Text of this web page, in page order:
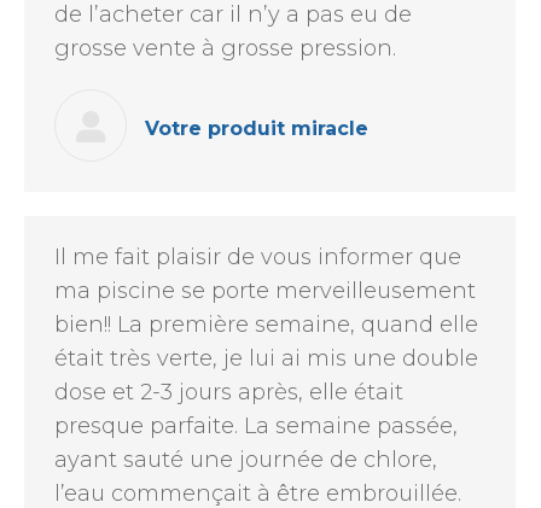
de l’acheter car il n’y a pas eu de
grosse vente à grosse pression.
Votre produit miracle
Il me fait plaisir de vous informer que
ma piscine se porte merveilleusement
bien!! La première semaine, quand elle
était très verte, je lui ai mis une double
dose et 2-3 jours après, elle était
presque parfaite. La semaine passée,
ayant sauté une journée de chlore,
l’eau commençait à être embrouillée.